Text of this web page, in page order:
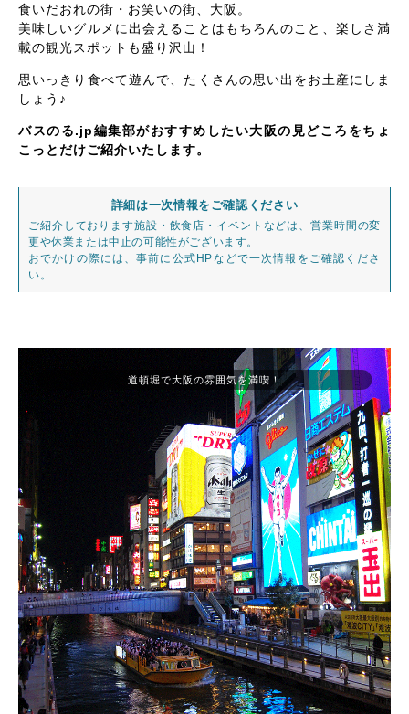
食いだおれの街・お笑いの街、大阪。
美味しいグルメに出会えることはもちろんのこと、楽しさ満
載の観光スポットも盛り沢山！
思いっきり食べて遊んで、たくさんの思い出をお土産にしま
しょう♪
バスのる.jp編集部がおすすめしたい大阪の見どころをちょ
こっとだけご紹介いたします。
詳細は一次情報をご確認ください
ご紹介しております施設・飲食店・イベントなどは、営業時間の変
更や休業または中止の可能性がございます。
おでかけの際には、事前に公式HPなどで一次情報をご確認くださ
い。
道頓堀で大阪の雰囲気を満喫！